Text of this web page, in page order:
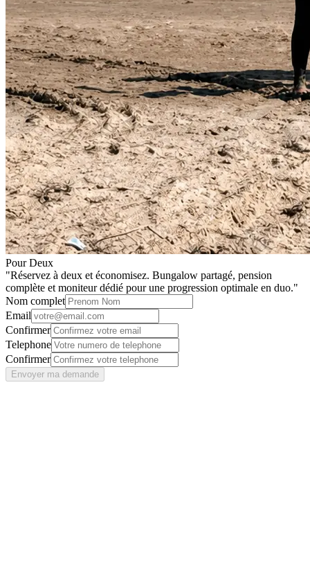
Pour Deux
"Réservez à deux et économisez. Bungalow partagé, pension
complète et moniteur dédié pour une progression optimale en duo."
Nom complet
Email
Confirmer
Telephone
Confirmer
Envoyer ma demande